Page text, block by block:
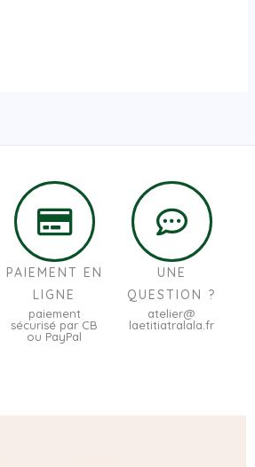
PAIEMENT EN
LIGNE
paiement
sécurisé par CB
ou PayPal
UNE
QUESTION ?
atelier@
laetitiatralala.fr